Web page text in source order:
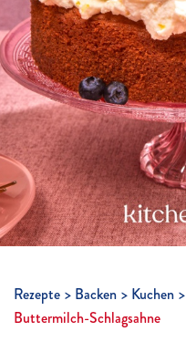
Rezepte Backen Kuchen
Buttermilch-Schlagsahne